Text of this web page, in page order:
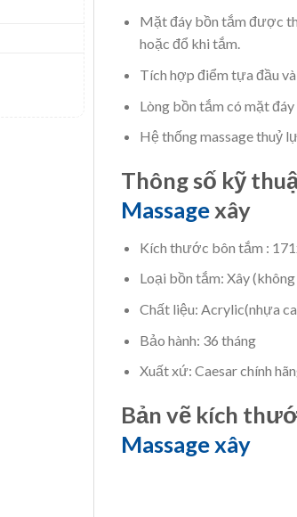
Mặt đáy bồn tắm được
hoặc đổ khi tắm.
Tích hợp điểm tựa đầu
Lòng bồn tắm có mặt
Hệ thống massage thuỷ
Thông số kỹ
Massagexây
Kích thước bôn tắm :
Loại bồn tắm: Xây
Chất liệu: Acrylic(nhựa
Bảo hành: 36 tháng
Xuất xứ: Caesar chính
Bản vẽ kích
Massage xây